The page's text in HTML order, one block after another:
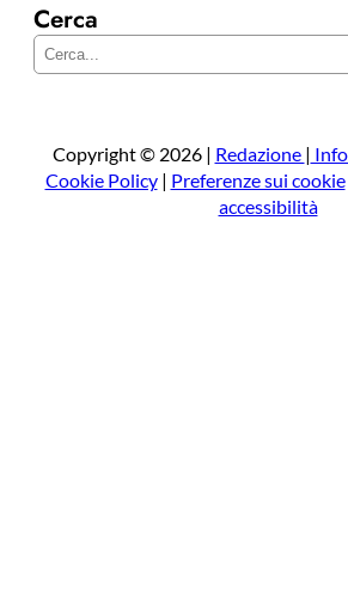
Cerca
e
a
Copyright © 2026 | Redazione |
Cookie Policy| Preferenze sui cookie
accessibilità